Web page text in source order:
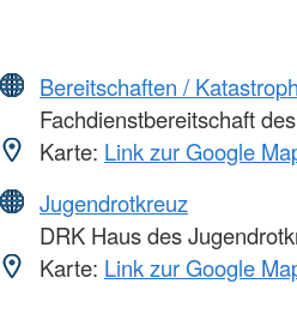
Bereitschaften /
Fachdienstbereitschaft
Karte: Link zur Google
Jugendrotkreuz
DRK Haus des
Karte: Link zur Google